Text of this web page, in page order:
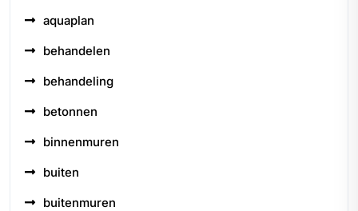
aquaplan
behandelen
behandeling
betonnen
binnenmuren
buiten
buitenmuren